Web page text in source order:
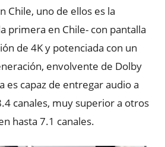
Chile, uno de ellos es la
primera en Chile- con pantalla
de 4K y potenciada con un
envolvente de Dolby
es capaz de entregar audio a
canales, muy superior a otros
hasta 7.1 canales.